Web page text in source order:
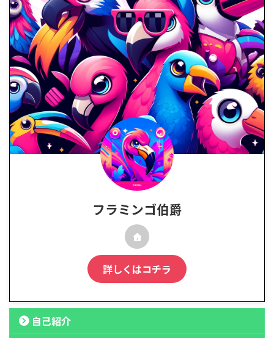
フラミンゴ伯爵
詳しくはコチラ
自己紹介